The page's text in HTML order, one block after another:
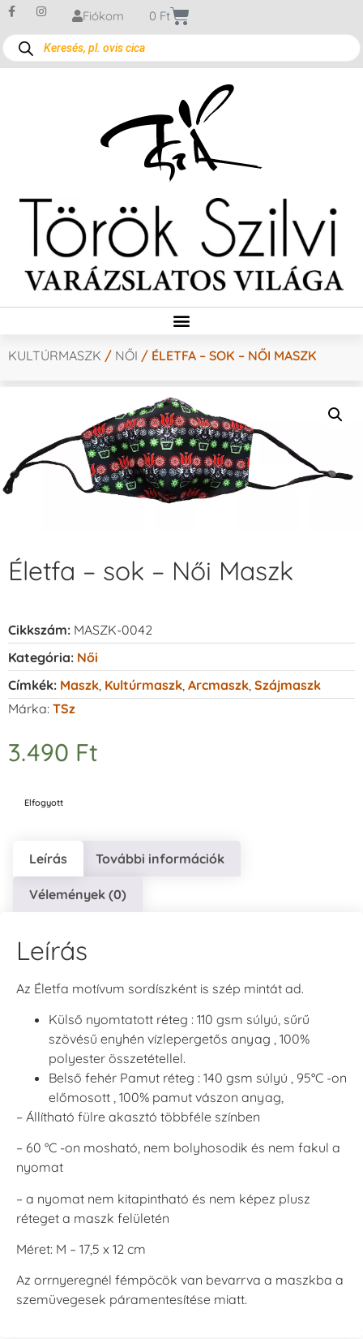
Fiókom 0 Ft
KULTÚRMASZK / NŐI / ÉLETFA – SOK – NŐI MASZK
Életfa – sok – Női Maszk
Cikkszám: MASZK-0042
Kategória: Női
Címkék: Maszk Kultúrmaszk Arcmaszk Szájmaszk
Márka: TSz
3.490 Ft
Elfogyott
Leírás További információk
Vélemények (0)
Leírás
Az Életfa motívum sordíszként is szép mintát ad.
Külső nyomtatott réteg : 110 gsm súlyú, sűrű
szövésű enyhén vízlepergetős anyag , 100%
polyester összetétellel.
Belső fehér Pamut réteg : 140 gsm súlyú , 95°C -on
előmosott , 100% pamut vászon anyag,
– Állítható fülre akasztó többféle színben
– 60 °C -on mosható, nem bolyhosodik és nem fakul a
nyomat
– a nyomat nem kitapintható és nem képez plusz
réteget a maszk felületén
Méret: M – 17,5 x 12 cm
Az orrnyeregnél fémpöcök van bevarrva a maszkba a
szemüvegesek páramentesítése miatt.